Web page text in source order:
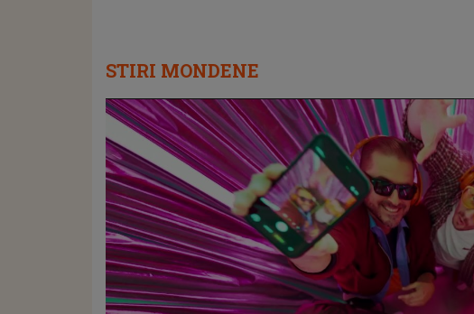
STIRI MONDENE